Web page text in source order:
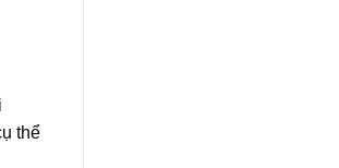
thể